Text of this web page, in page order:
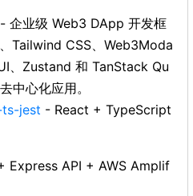
- 企业级 Web3 DApp 开发框
Tailwind CSS、Web3Moda
、Zustand 和 TanStack Qu
中心化应用。
jest - React + TypeScript
Express API + AWS Amplif